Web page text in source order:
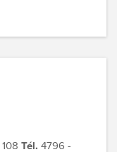
108 Tél. 4796 -